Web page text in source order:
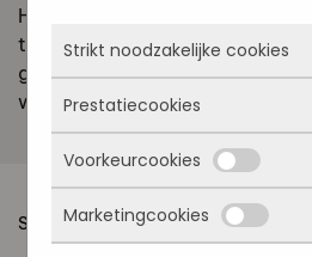
Heeft u een vraag over een
taart, gebak of product uit de
gerust contact op. Wij helpen
winkel in Fijnaart of via het
STUUR EEN BERICHT
Strikt noodzakelijke cookies
Deze cookies zorgen ervoor
überhaupt werkt. Ze zijn
kunnen niet worden
ze alleen geplaatst als jij
inloggen, een formulier
privacyvoorkeuren opslaan.
Prestatiecookies
Met deze cookies zien we
bezocht wordt, waar
komen en welke pagina’s
kunnen we de website
Voorkeurcookies
Deze cookies onthouden
Bijvoorbeeld taalkeuze of
Marketingcookies